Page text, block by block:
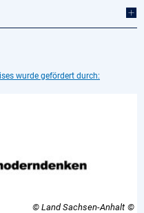
wurde gefördert durch:
© Land Sachsen-Anhalt